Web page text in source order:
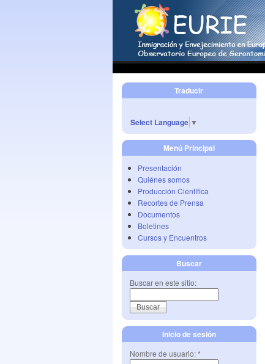
Traducir
Select Language ▼
Menú Principal
Presentación
Quiénes somos
Producción Científica
Recortes de Prensa
Documentos
Boletines
Cursos y Encuentros
Buscar
Buscar en este sitio:
Inicio de sesión
Nombre de usuario:*